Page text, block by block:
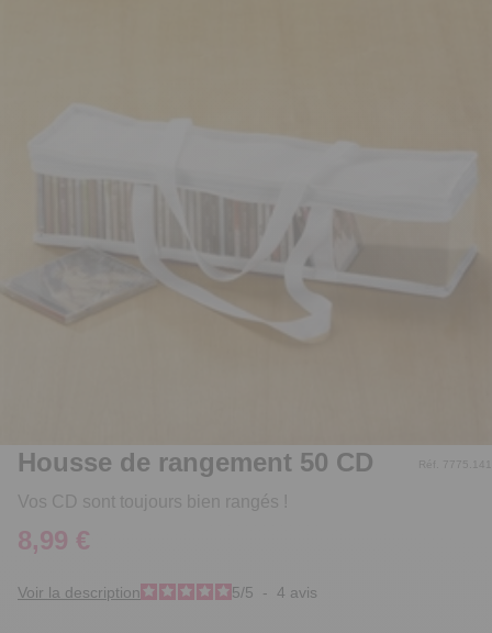
Housse de rangement 50 CD
Vos CD sont toujours bien rangés !
Réf. 7775.141
8,99 €
Voir la description 5/5 - 4 avis